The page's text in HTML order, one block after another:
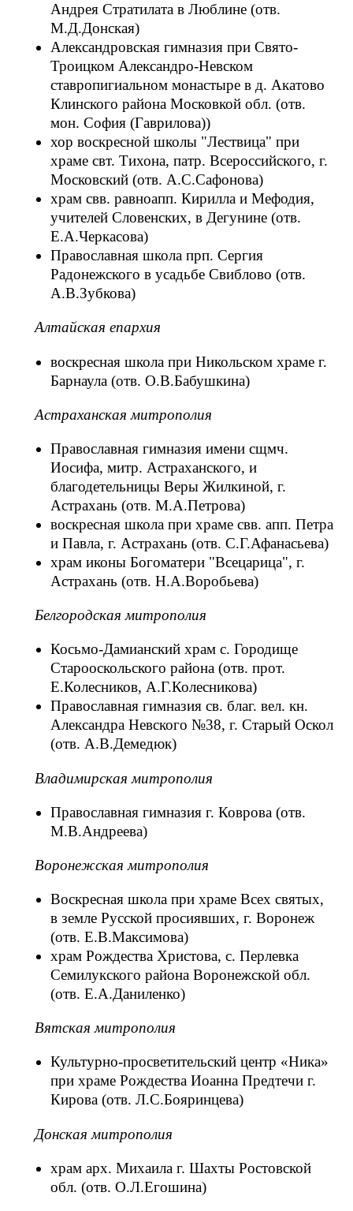
Андрея Стратилата в Люблине (отв.
М.Д.Донская)
Александровская гимназия при Свято-
Троицком Александро-Невском
ставропигиальном монастыре в д. Акатово
Клинского района Московкой обл. (отв.
мон. София (Гаврилова))
хор воскресной школы "Лествица" при
храме свт. Тихона, патр. Всероссийского, г.
Московский (отв. А.С.Сафонова)
храм свв. равноапп. Кирилла и Мефодия,
учителей Словенских, в Дегунине (отв.
Е.А.Черкасова)
Православная школа прп. Сергия
Радонежского в усадьбе Свиблово (отв.
А.В.Зубкова)
Алтайская епархия
воскресная школа при Никольском храме г.
Барнаула (отв. О.В.Бабушкина)
Астраханская митрополия
Православная гимназия имени сщмч.
Иосифа, митр. Астраханского, и
благодетельницы Веры Жилкиной, г.
Астрахань (отв. М.А.Петрова)
воскресная школа при храме свв. апп. Петра
и Павла, г. Астрахань (отв. С.Г.Афанасьева)
храм иконы Богоматери "Всецарица", г.
Астрахань (отв. Н.А.Воробьева)
Белгородская митрополия
Косьмо-Дамианский храм с. Городище
Старооскольского района (отв. прот.
Е.Колесников, А.Г.Колесникова)
Православная гимназия св. благ. вел. кн.
Александра Невского №38, г. Старый Оскол
(отв. А.В.Демедюк)
Владимирская митрополия
Православная гимназия г. Коврова (отв.
М.В.Андреева)
Воронежская митрополия
Воскресная школа при храме Всех святых,
в земле Русской просиявших, г. Воронеж
(отв. Е.В.Максимова)
храм Рождества Христова, с. Перлевка
Семилукского района Воронежской обл.
(отв. Е.А.Даниленко)
Вятская митрополия
Культурно-просветительский центр «Ника»
при храме Рождества Иоанна Предтечи г.
Кирова (отв. Л.С.Бояринцева)
Донская митрополия
храм арх. Михаила г. Шахты Ростовской
обл. (отв. О.Л.Егошина)